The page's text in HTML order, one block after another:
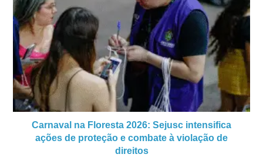
Carnaval na Floresta 2026: Sejusc intensifica
ações de proteção e combate à violação de
direitos